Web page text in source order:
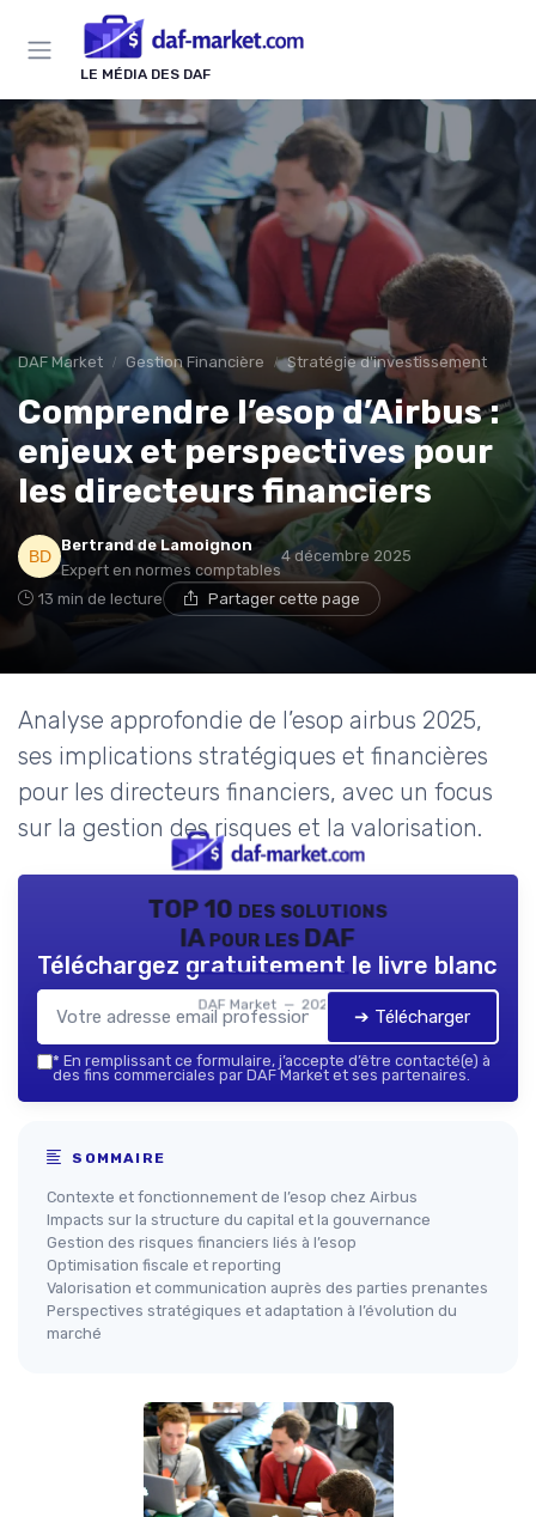
LE MÉDIA DES DAF
DAF Market Gestion Financière Stratégie d'investissement
Comprendre l’esop d’Airbus :
enjeux et perspectives pour
les directeurs financiers
Bertrand de Lamoignon
Expert en normes comptables
4 décembre 2025
13 min de lecture Partager cette page
Analyse approfondie de l’esop airbus 2025,
ses implications stratégiques et financières
pour les directeurs financiers, avec un focus
sur la gestion des risques et la valorisation.
TOP 10 des solutions
IA pour les DAF
DAF Market — 2026
Téléchargez gratuitement le livre blanc
➔ Télécharger
* En remplissant ce formulaire, j’accepte d’être contacté(e) à
des fins commerciales par DAF Market et ses partenaires.
SOMMAIRE
Contexte et fonctionnement de l’esop chez Airbus
Impacts sur la structure du capital et la gouvernance
Gestion des risques financiers liés à l’esop
Optimisation fiscale et reporting
Valorisation et communication auprès des parties prenantes
Perspectives stratégiques et adaptation à l’évolution du
marché
Panneau de gestion des cookies